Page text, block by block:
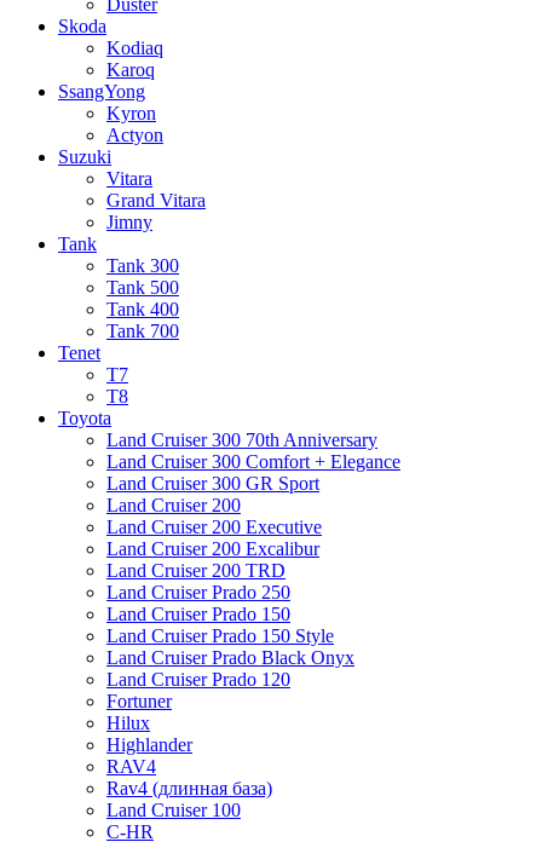
Skoda
Kodiaq
Karoq
SsangYong
Kyron
Actyon
Suzuki
Vitara
Grand Vitara
Jimny
Tank
Tank 300
Tank 500
Tank 400
Tank 700
Tenet
T7
T8
Toyota
Land Cruiser 300 70th Anniversary
Land Cruiser 300 Comfort + Elegance
Land Cruiser 300 GR Sport
Land Cruiser 200
Land Cruiser 200 Executive
Land Cruiser 200 Excalibur
Land Cruiser 200 TRD
Land Cruiser Prado 250
Land Cruiser Prado 150
Land Cruiser Prado 150 Style
Land Cruiser Prado Black Onyx
Land Cruiser Prado 120
Fortuner
Hilux
Highlander
RAV4
Rav4 (длинная база)
Land Cruiser 100
C-HR